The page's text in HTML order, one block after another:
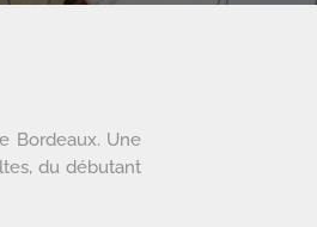
Bordeaux. Une
du débutant